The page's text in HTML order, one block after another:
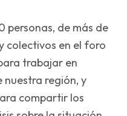
personas, de más de
colectivos en el foro
trabajar en
región, y
compartir los